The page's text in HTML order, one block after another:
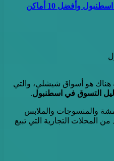
السياحة في اسطنبول وأفضل 10 أماكن
هناك هو أسواق شيشلي، والتي
التسوق في اسطنبول.
والمنسوجات والملابس
المحلات التجارية التي تبيع